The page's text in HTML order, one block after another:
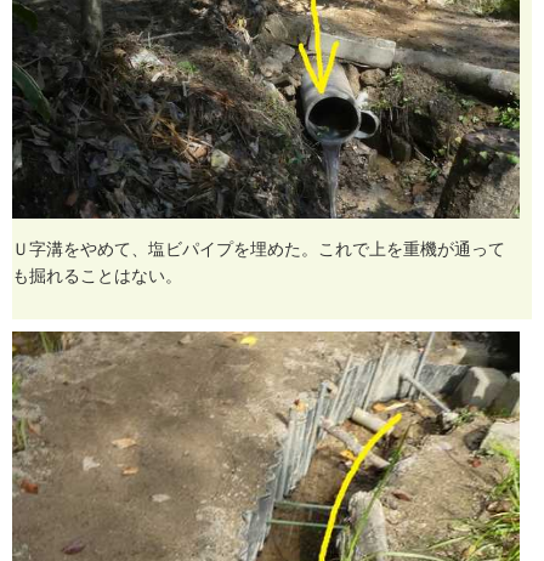
Ｕ字溝をやめて、 塩ビパイプを埋めた。 これで上を重機が通 って
も掘れるこ と はない。